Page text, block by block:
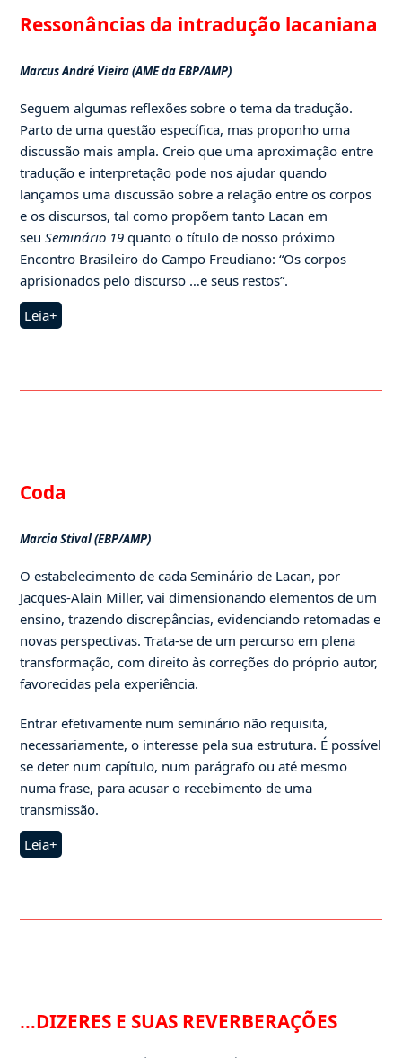
Ressonâncias da intradução lacaniana
Marcus André Vieira (AME da EBP/AMP)
Seguem algumas reflexões sobre o tema da tradução.
Parto de uma questão específica, mas proponho uma
discussão mais ampla. Creio que uma aproximação entre
tradução e interpretação pode nos ajudar quando
lançamos uma discussão sobre a relação entre os corpos
e os discursos, tal como propõem tanto Lacan em
seuSeminário 19quanto o título de nosso próximo
Encontro Brasileiro do Campo Freudiano: “Os corpos
aprisionados pelo discurso …e seus restos”.
Leia+
Coda
Marcia Stival (EBP/AMP)
O estabelecimento de cada Seminário de Lacan, por
Jacques-Alain Miller, vai dimensionando elementos de um
ensino, trazendo discrepâncias, evidenciando retomadas e
novas perspectivas. Trata-se de um percurso em plena
transformação, com direito às correções do próprio autor,
favorecidas pela experiência.
Entrar efetivamente num seminário não requisita,
necessariamente, o interesse pela sua estrutura. É possível
se deter num capítulo, num parágrafo ou até mesmo
numa frase, para acusar o recebimento de uma
transmissão.
Leia+
…DIZERES E SUAS REVERBERAÇÕES